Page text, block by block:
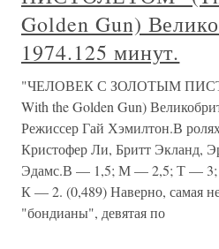
Golden Gun)
1974.125 минут.
"ЧЕЛОВЕК С ЗОЛОТЫМ
With the Golden Gun)
Режиссер Гай Хэмилтон.В
Кристофер Ли, Бритт Экланд,
Эдамс.В — 1,5; М — 2,5; Т —
К — 2. (0,489) Наверно, самая
"бондианы", девятая по